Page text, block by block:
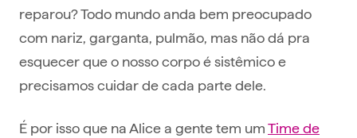
reparou? Todo mundo anda bem preocupado
com nariz, garganta, pulmão, mas não dá pra
esquecer que o nosso corpo é sistêmico e
precisamos cuidar de cada parte dele.
É por isso que na Alice a gente tem umTime de